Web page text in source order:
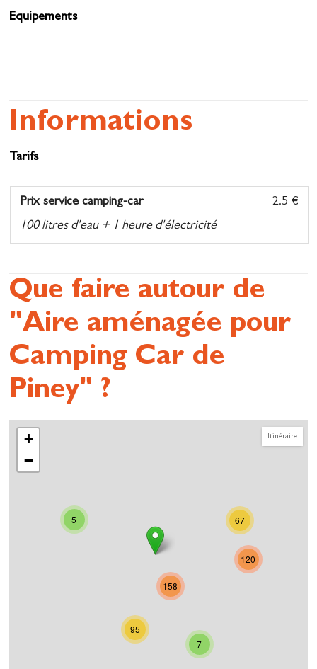
Equipements
Informations
Tarifs
Prix service camping-car
2.5 €
100 litres d'eau + 1 heure d'électricité
Que faire autour de
"Aire aménagée pour
Camping Car de
Piney" ?
Itinéraire
7
5
120
67
95
158
+
−